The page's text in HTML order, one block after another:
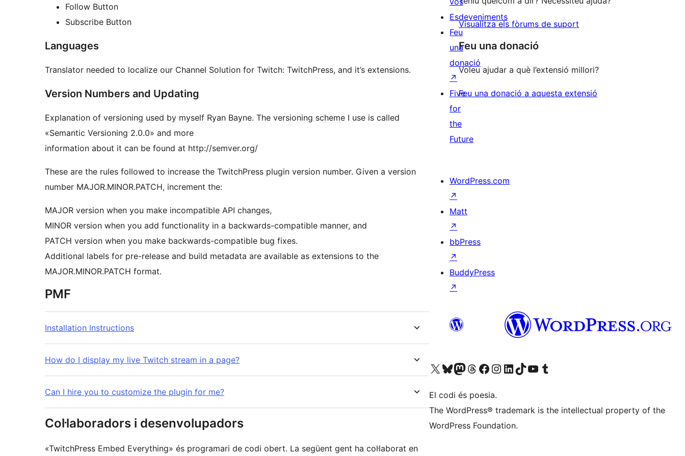
Follow Button
Subscribe Button
Languages
Translator needed to localize our Channel Solution for Twitch: TwitchPress, and it’s extensions.
Version Numbers and Updating
Explanation of versioning used by myself Ryan Bayne. The versioning scheme I use is called
«Semantic Versioning 2.0.0» and more
information about it can be found at http://semver.org/
These are the rules followed to increase the TwitchPress plugin version number. Given a version
number MAJOR.MINOR.PATCH, increment the:
MAJOR version when you make incompatible API changes,
MINOR version when you add functionality in a backwards-compatible manner, and
PATCH version when you make backwards-compatible bug fixes.
Additional labels for pre-release and build metadata are available as extensions to the
MAJOR.MINOR.PATCH format.
PMF
Installation Instructions
How do I display my live Twitch stream in a page?
Can I hire you to customize the plugin for me?
Col·laboradors i desenvolupadors
«TwitchPress Embed Everything» és programari de codi obert. La següent gent ha col·laborat en
Visualitza els fòrums de suport
Feu una donació
Voleu ajudar a què l’extensió millori?
Feu una donació a aquesta extensió
Esdeveniments
Feu
una
donació
↗
Five
for
the
Future
WordPress.com
↗
Matt
↗
bbPress
↗
BuddyPress
↗
Visiteu el nostre compte X (abans Twitter)
Visiteu el nostre compte de Bluesky
Visiteu el nostre compte al Mastodon
Visiteu el nostre compte de Threads
Visiteu la nostra pàgina al Facebook
Visiteu el nostre compte d'Instagram
Visiteu el nostre compte de LinkedIn
Visiteu el nostre compte de TikTok
Visiteu el nostre canal al YouTube
Visiteu el nostre compte de Tumblr
El codi és poesia.
The WordPress® trademark is the intellectual property of the
WordPress Foundation.